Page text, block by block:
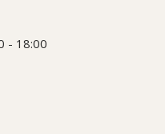
- 18:00